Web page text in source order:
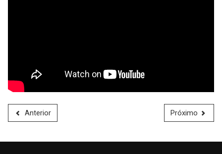
Anterior Próximo